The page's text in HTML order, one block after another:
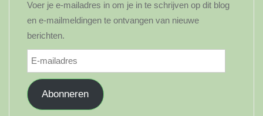
Voer je e-mailadres in om je in te schrijven op dit blog
en e-mailmeldingen te ontvangen van nieuwe
berichten.
E-
mailadres
Abonneren